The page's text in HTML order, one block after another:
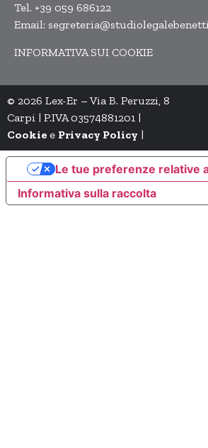
Tel. +39 059 686122
Email:
INFORMATIVA SUI COOKIE
© 2026 Lex-Er – Via B. Peruzzi, 8
Carpi | P.IVA 03574881201 |
Cookie e Privacy Policy |
Informativa sulla raccolta
Le tue preferenze relative